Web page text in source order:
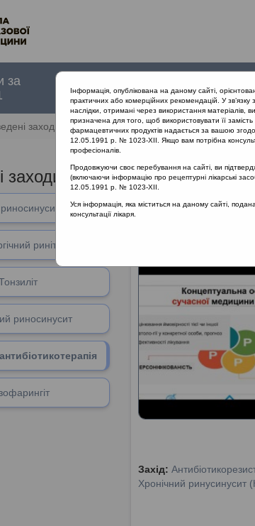
за
документи
заходи
заходи :: Раціональна антибіотикотерапія
заходи ::Раціональна
риніт
риносинусит
Раціональна
Захід:
Хронічний ринусинусит
Інформація, опублікована на даному сайті,
практичних або комерційних рекомендацій. У
наслідки, отримані через використання
призначена для того, щоб використовувати її
фармацевтичних продуктів надається за вашою
12.05.1991 р. № 1023-XII. Якщо вам потрібна
професіоналів.
Продовжуючи своє перебування на сайті, ви
(включаючи інформацію про рецептурні лікарські
12.05.1991 р. № 1023-XII.
Уся інформація, яка міститься на даному сайті,
консультації лікаря.